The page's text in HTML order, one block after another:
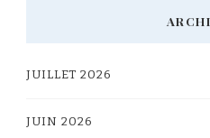
JUILLET 2026
JUIN 2026